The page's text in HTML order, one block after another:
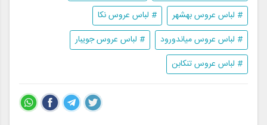
# لباس عروس بهشهر
# لباس عروس نکا
# لباس عروس میاندورود
# لباس عروس جویبار
# لباس عروس تنکابن